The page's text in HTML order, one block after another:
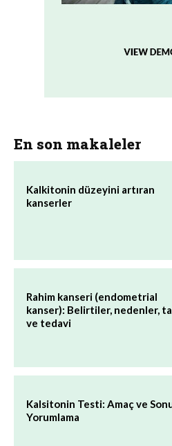
En son makaleler
Kalkitonin düzeyini artıran
kanserler
Rahim kanseri (endometrial
kanser): Belirtiler, nedenler,
ve tedavi
Kalsitonin Testi: Amaç ve
Yorumlama